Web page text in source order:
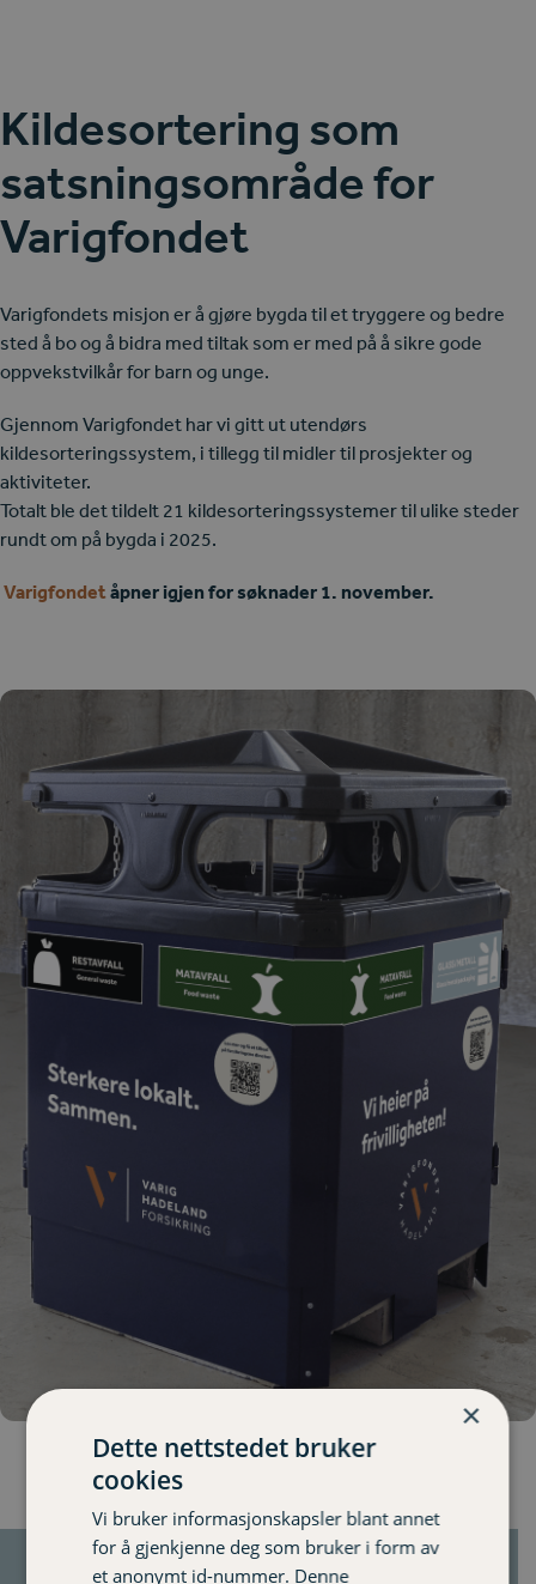
Kildesortering som
satsningsområde for
Varigfondet
Varigfondets misjon er å gjøre bygda til et tryggere og bedre
sted å bo og å bidra med tiltak som er med på å sikre gode
oppvekstvilkår for barn og unge.
Gjennom Varigfondet har vi gitt ut utendørs
kildesorteringssystem, i tillegg til midler til prosjekter og
aktiviteter.
Totalt ble det tildelt 21 kildesorteringssystemer til ulike steder
rundt om på bygda i 2025.
Varigfondetåpner igjen for søknader 1. november.
×
Dette nettstedet bruker
cookies
Vi bruker informasjonskapsler blant annet
for å gjenkjenne deg som bruker i form av
et anonymt id-nummer. Denne